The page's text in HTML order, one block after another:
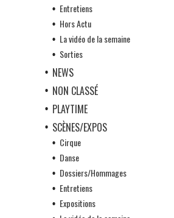
Entretiens
Hors Actu
La vidéo de la semaine
Sorties
NEWS
NON CLASSÉ
PLAYTIME
SCÈNES/EXPOS
Cirque
Danse
Dossiers/Hommages
Entretiens
Expositions